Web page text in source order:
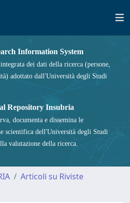
Information System
dei dati della ricerca (persone,
adottato dall'Università degli Studi
Repository Insubria
documenta e dissemina le
scientifica dell'Università degli Studi
valutazione della ricerca.
Articoli su Riviste